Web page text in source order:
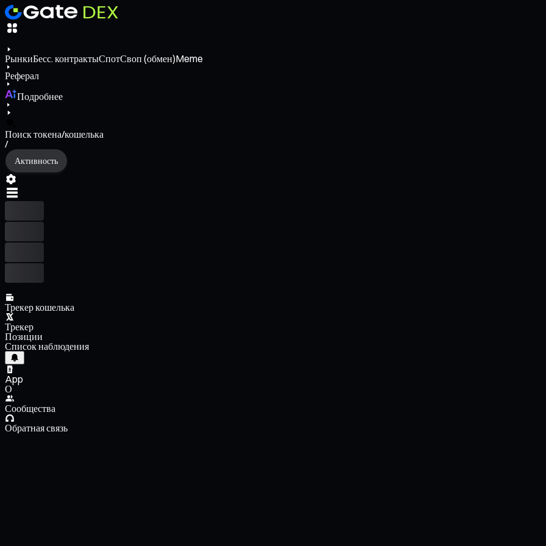
РынкиБесс. контрактыСпотСвоп (обмен)Meme
Реферал
Подробнее
Поиск токена/кошелька
/
Активность
Трекер кошелька
Трекер
Позиции
Список наблюдения
App
О
Сообщества
Обратная связь